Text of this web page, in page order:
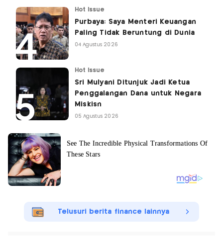
Hot Issue
Purbaya: Saya Menteri Keuangan
Paling Tidak Beruntung di Dunia
04 Agustus 2026
Hot Issue
Sri Mulyani Ditunjuk Jadi Ketua
Penggalangan Dana untuk Negara
Miskisn
05 Agustus 2026
Telusuri berita finance lainnya